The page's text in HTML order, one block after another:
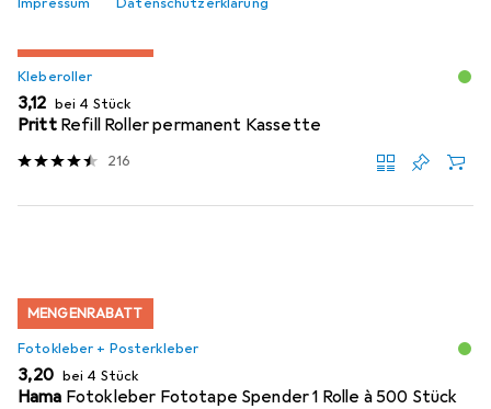
Kleberoller
EUR
3,12 bei 4 Stück
Pritt Refill Roller permanent Kassette
216
MENGENRABATT
Fotokleber + Posterkleber
EUR
3,20 bei 4 Stück
Hama Fotokleber Fototape Spender 1 Rolle à 500 Stück